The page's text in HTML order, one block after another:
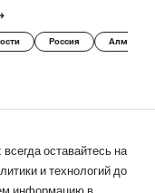
Россия Алматы
оставайтесь на
и технологий до